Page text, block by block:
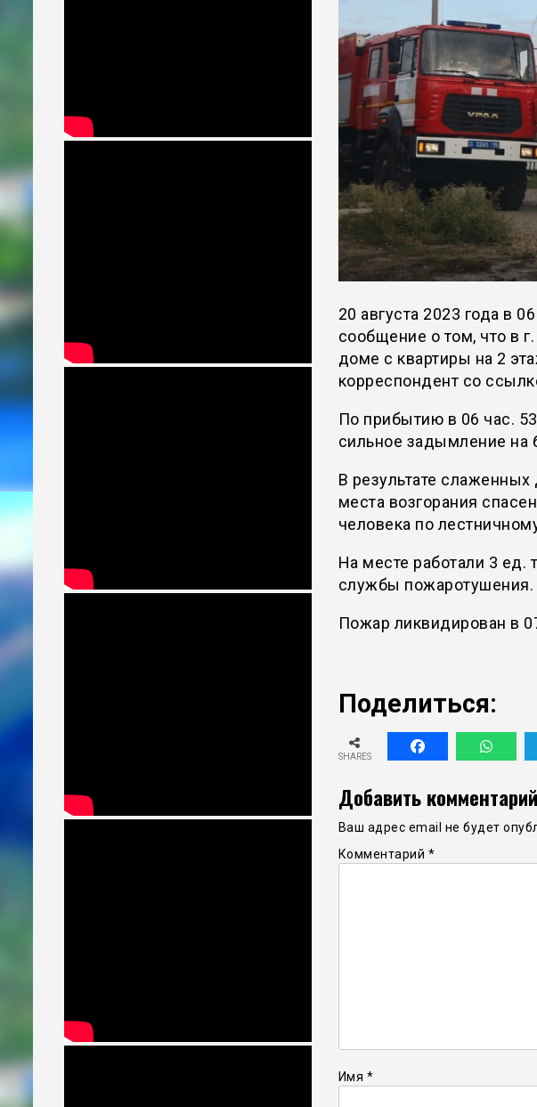
20 августа 2023 года в
сообщение о том, что в
доме с квартиры на 2
корреспондент со
По прибытию в 06 час.
сильное задымление на
В результате слаженных
места возгорания
человека по
На месте работали 3 ед.
службы пожаротушения.
Пожар ликвидирован в
Поделиться:
SHARES
Добавить комментарий
Ваш адрес email не будет
Комментарий *
Имя *